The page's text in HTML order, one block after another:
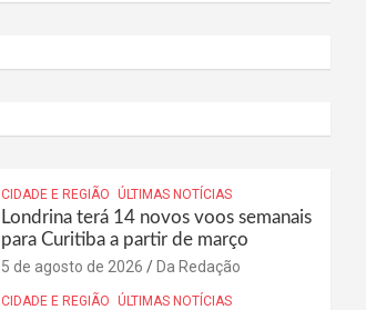
CIDADE E REGIÃO ÚLTIMAS NOTÍCIAS
Londrina terá 14 novos voos semanais
para Curitiba a partir de março
5 de agosto de 2026 Da Redação
CIDADE E REGIÃO ÚLTIMAS NOTÍCIAS